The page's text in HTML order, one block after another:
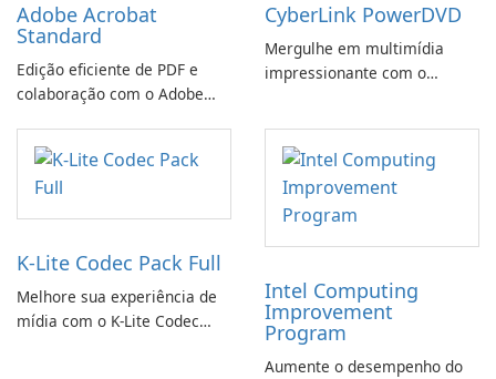
Adobe Acrobat
Standard
Edição eficiente de PDF e
colaboração com o Adobe
CyberLink PowerDVD
Mergulhe em multimídia
impressionante com o
K-Lite Codec Pack Full
Melhore sua experiência de
mídia com o K-Lite Codec
Intel Computing
Improvement
Program
Aumente o desempenho do